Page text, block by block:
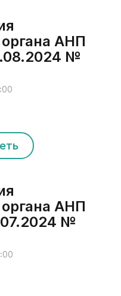
АНП
№
АНП
№